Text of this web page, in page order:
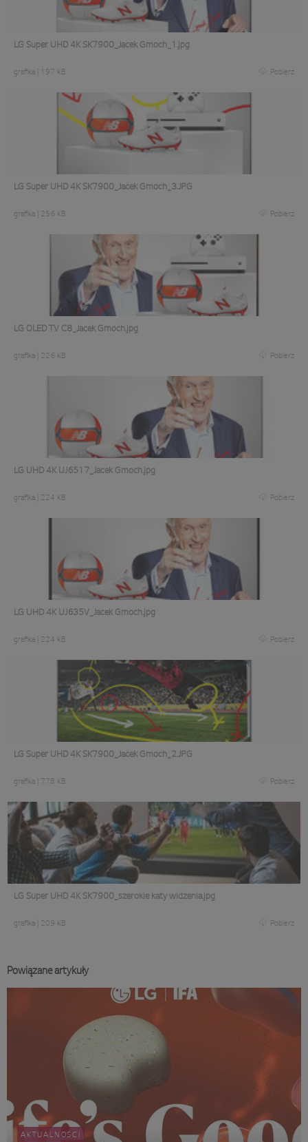
LG Super UHD 4K SK7900_Jacek Gmoch_1.jpg
grafika 197 KB Pobierz
LG Super UHD 4K SK7900_Jacek Gmoch_3.JPG
grafika 256 KB Pobierz
LG OLED TV C8_Jacek Gmoch.jpg
grafika 226 KB Pobierz
LG UHD 4K UJ6517_Jacek Gmoch.jpg
grafika 224 KB Pobierz
LG UHD 4K UJ635V_Jacek Gmoch.jpg
grafika 224 KB Pobierz
LG Super UHD 4K SK7900_Jacek Gmoch_2.JPG
grafika 778 KB Pobierz
LG Super UHD 4K SK7900_szerokie katy widzenia.jpg
grafika 209 KB Pobierz
Powiązane artykuły
AKTUALNOŚCI